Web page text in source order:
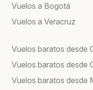
Vuelos a Bogotá
Vuelos a Veracruz
Vuelos baratos desde
Vuelos baratos desde
Vuelos baratos desde